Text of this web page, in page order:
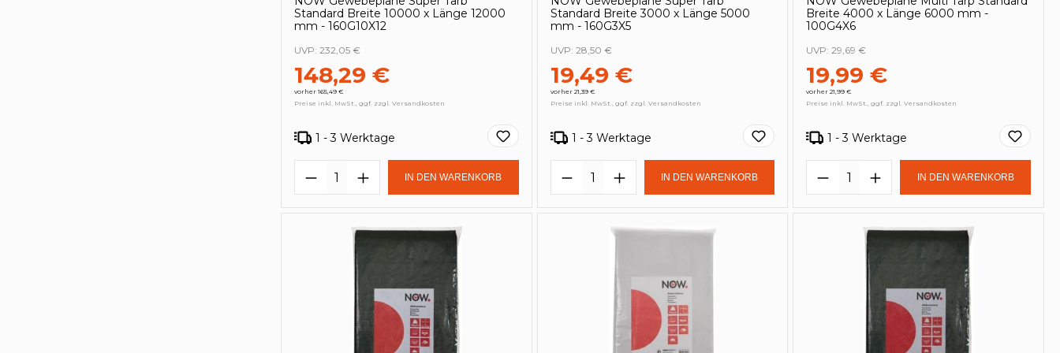
Standard Breite 10000 x Länge 12000
mm - 160G10X12
148,29 €
vorher 165,49 €
UVP: 232,05 €
Preise inkl. MwSt., ggf. zzgl. Versandkosten
1 - 3 Werktage
Produkt Anzahl: Gib den gewünschten Wert ein oder benutze die Schaltflächen
IN DEN WARENKORB
Standard Breite 3000 x Länge 5000
mm - 160G3X5
19,49 €
vorher 21,39 €
UVP: 28,50 €
Preise inkl. MwSt., ggf. zzgl. Versandkosten
1 - 3 Werktage
Produkt Anzahl: Gib den gewünschten Wert ein
IN DEN WARENKORB
Breite 4000 x Länge 6000 mm -
100G4X6
19,99 €
vorher 21,99 €
UVP:29,69 €
Preise inkl. MwSt., ggf. zzgl. Versandkosten
1 - 3 Werktage
Produkt Anzahl: Gib den
IN DEN WARENKORB